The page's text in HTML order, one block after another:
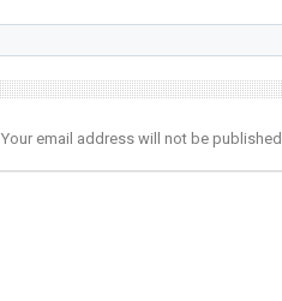
Your email address will not be published.